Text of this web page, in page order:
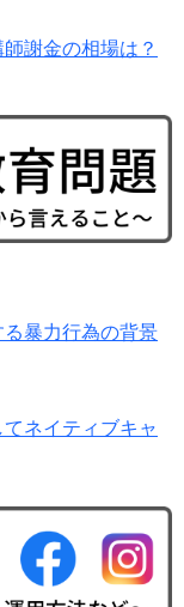
謝金の相場は？
暴力行為の背景
ネイティブキャ